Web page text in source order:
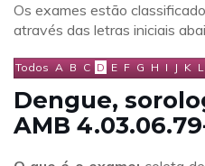
Os exames estão
através das letras iniciais
Todos A B C D E F G H I J K L
Dengue,
AMB